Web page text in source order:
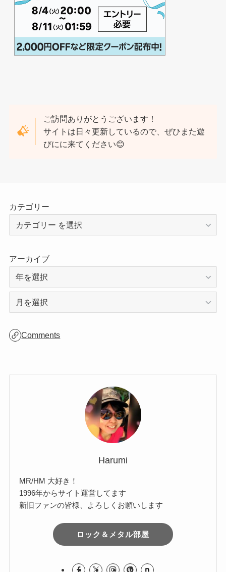
ご訪問ありがとうございます！
サイトは日々更新しているので、ぜひまた遊
びにに来てください😊
カテゴリー
アーカイブ
ー
カ
イ
Comments
Harumi
MR/HM 大好き！
1996年からサイト運営してます
新旧ファンの皆様、よろしくお願いします
ロック＆メタル部屋